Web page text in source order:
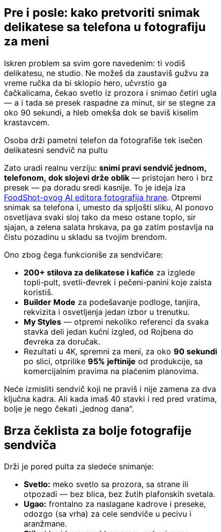
Pre i posle: kako pretvoriti snimak
delikatese sa telefona u fotografiju
za meni
Iskren problem sa svim gore navedenim: ti vodiš
delikatesu, ne studio. Ne možeš da zaustaviš gužvu za
vreme ručka da bi sklopio hero, učvrstio ga
čačkalicama, čekao svetlo iz prozora i snimao četiri ugla
— a i tada se presek raspadne za minut, sir se stegne za
oko 90 sekundi, a hleb omekša dok se baviš kiselim
krastavcem.
Osoba drži pametni telefon da fotografiše tek isečen
delikatesni sendvič na pultu
Zato uradi realnu verziju: snimi pravi sendvič jednom,
telefonom, dok slojevi drže oblik — pristojan hero i brz
presek — pa doradu sredi kasnije. To je ideja iza
FoodShot-ovog AI editora fotografija hrane. Otpremi
snimak sa telefona i, umesto da spljošti sliku, AI ponovo
osvetljava svaki sloj tako da meso ostane toplo, sir
sjajan, a zelena salata hrskava, pa ga zatim postavlja na
čistu pozadinu u skladu sa tvojim brendom.
Ono zbog čega funkcioniše za sendvičare:
200+ stilova za delikatese i kafiće za izglede
topli-pult, svetli-đevrek i pečeni-panini koje zaista
koristiš.
Builder Mode za podešavanje podloge, tanjira,
rekvizita i osvetljenja jedan izbor u trenutku.
My Styles — otpremi nekoliko referenci da svaka
stavka deli jedan kućni izgled, od Rojbena do
đevreka za doručak.
Rezultati u 4K, spremni za meni, za oko 90 sekundi
po slici, otprilike 95% jeftinije od produkcije, sa
komercijalnim pravima na plaćenim planovima.
Neće izmisliti sendvič koji ne praviš i nije zamena za dva
ključna kadra. Ali kada imaš 40 stavki i red pred vratima,
bolje je nego čekati „jednog dana".
Brza čeklista za bolje fotografije
sendviča
Drži je pored pulta za sledeće snimanje:
Svetlo: meko svetlo sa prozora, sa strane ili
otpozadi — bez blica, bez žutih plafonskih svetala.
Ugao: frontalno za naslagane kadrove i preseke,
odozgo (sa vrha) za cele sendviče u pecivu i
aranžmane.